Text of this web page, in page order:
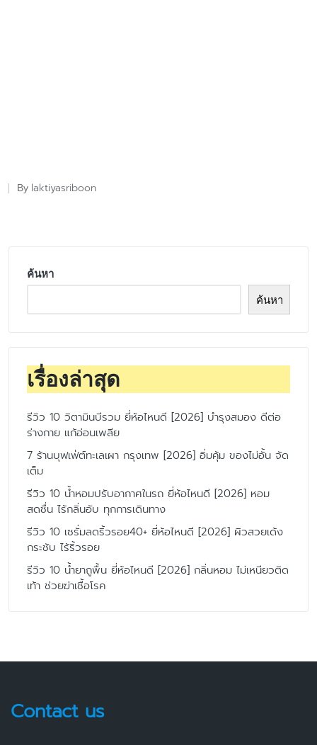
Posted
By laktiyasriboon
ค้นหา
ค้นหา
เรื่องล่าสุด
รีวิว 10 วิตามินบีรวม ยี่ห้อไหนดี [2026] บำรุงสมอง ดีต่อ
ร่างกาย แก้อ่อนเพลีย
7 ร้านบุฟเฟ่ต์ทะเลเผา กรุงเทพ [2026] อิ่มคุ้ม ของไม่อั้น จัด
เต็ม
รีวิว 10 น้ำหอมปรับอากาศในรถ ยี่ห้อไหนดี [2026] หอม
สดชื่น ไร้กลิ่นอับ ทุกการเดินทาง
รีวิว 10 เซรั่มลดริ้วรอย40+ ยี่ห้อไหนดี [2026] ผิวสวยเด้ง
กระชับ ไร้ริ้วรอย
รีวิว 10 น้ำยาถูพื้น ยี่ห้อไหนดี [2026] กลิ่นหอม ไม่เหนียวติด
เท้า ช่วยฆ่าเชื้อโรค
Contact us